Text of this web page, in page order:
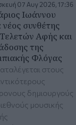
07 Αυγ 2026, 17:36
Ιωάννου
νέος συνθέτης
Αφής και
της
Φλόγας
στους
δημιουργούς
μουσικής